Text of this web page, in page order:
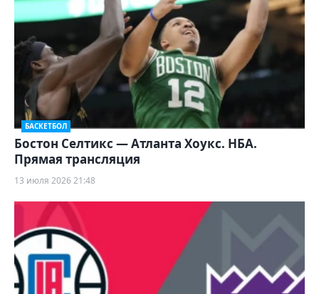
БАСКЕТБОЛ
Бостон Селтикс — Атланта Хоукс. НБА.
Прямая трансляция
13 июля 2026 21:48